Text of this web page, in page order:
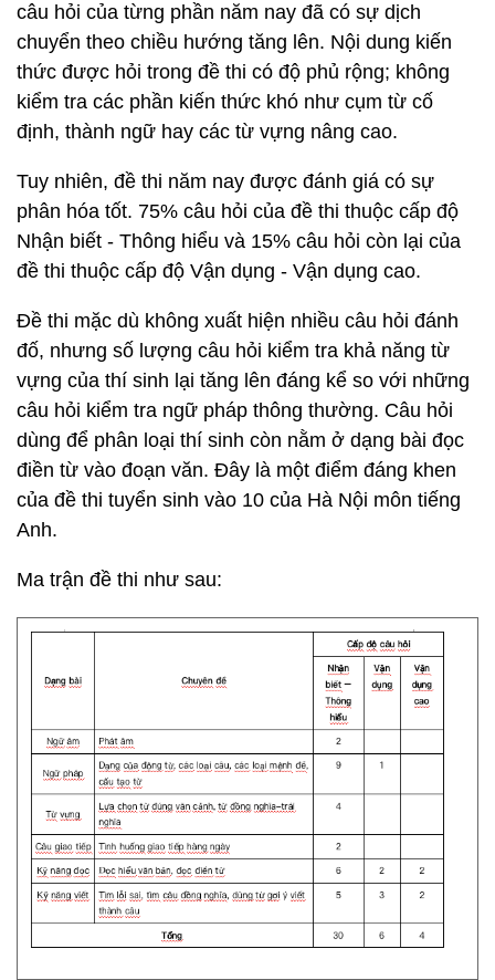
câu hỏi của từng phần năm nay đã có sự dịch
chuyển theo chiều hướng tăng lên. Nội dung kiến
thức được hỏi trong đề thi có độ phủ rộng; không
kiểm tra các phần kiến thức khó như cụm từ cố
định, thành ngữ hay các từ vựng nâng cao.
Tuy nhiên, đề thi năm nay được đánh giá có sự
phân hóa tốt. 75% câu hỏi của đề thi thuộc cấp độ
Nhận biết - Thông hiểu và 15% câu hỏi còn lại của
đề thi thuộc cấp độ Vận dụng - Vận dụng cao.
Đề thi mặc dù không xuất hiện nhiều câu hỏi đánh
đố, nhưng số lượng câu hỏi kiểm tra khả năng từ
vựng của thí sinh lại tăng lên đáng kể so với những
câu hỏi kiểm tra ngữ pháp thông thường. Câu hỏi
dùng để phân loại thí sinh còn nằm ở dạng bài đọc
điền từ vào đoạn văn. Đây là một điểm đáng khen
của đề thi tuyển sinh vào 10 của Hà Nội môn tiếng
Anh.
Ma trận đề thi như sau: